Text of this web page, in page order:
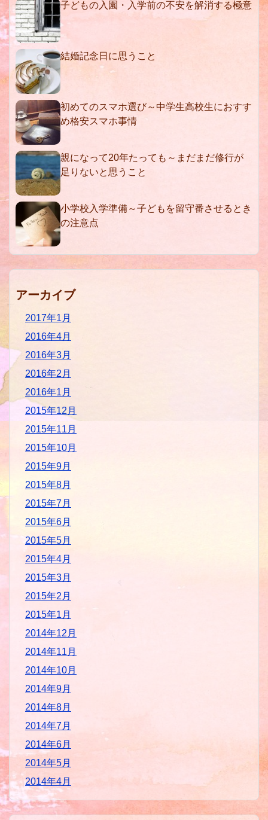
子どもの入園・入学前の不安を解消する極意
結婚記念日に思うこと
初めてのスマホ選び～中学生高校生におすす
め格安スマホ事情
親になって20年たっても～まだまだ修行が
足りないと思うこと
小学校入学準備～子どもを留守番させるとき
の注意点
アーカイブ
2017年1月
2016年4月
2016年3月
2016年2月
2016年1月
2015年12月
2015年11月
2015年10月
2015年9月
2015年8月
2015年7月
2015年6月
2015年5月
2015年4月
2015年3月
2015年2月
2015年1月
2014年12月
2014年11月
2014年10月
2014年9月
2014年8月
2014年7月
2014年6月
2014年5月
2014年4月